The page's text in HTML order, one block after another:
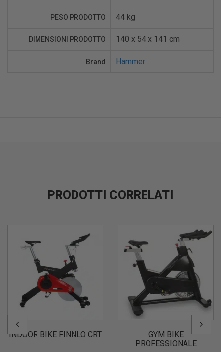
PESO PRODOTTO 44 kg
DIMENSIONI PRODOTTO 140 x 54 x 141 cm
Brand Hammer
PRODOTTI CORRELATI
INDOOR BIKE FINNLO CRT
GYM BIKE
PROFESSIONALE